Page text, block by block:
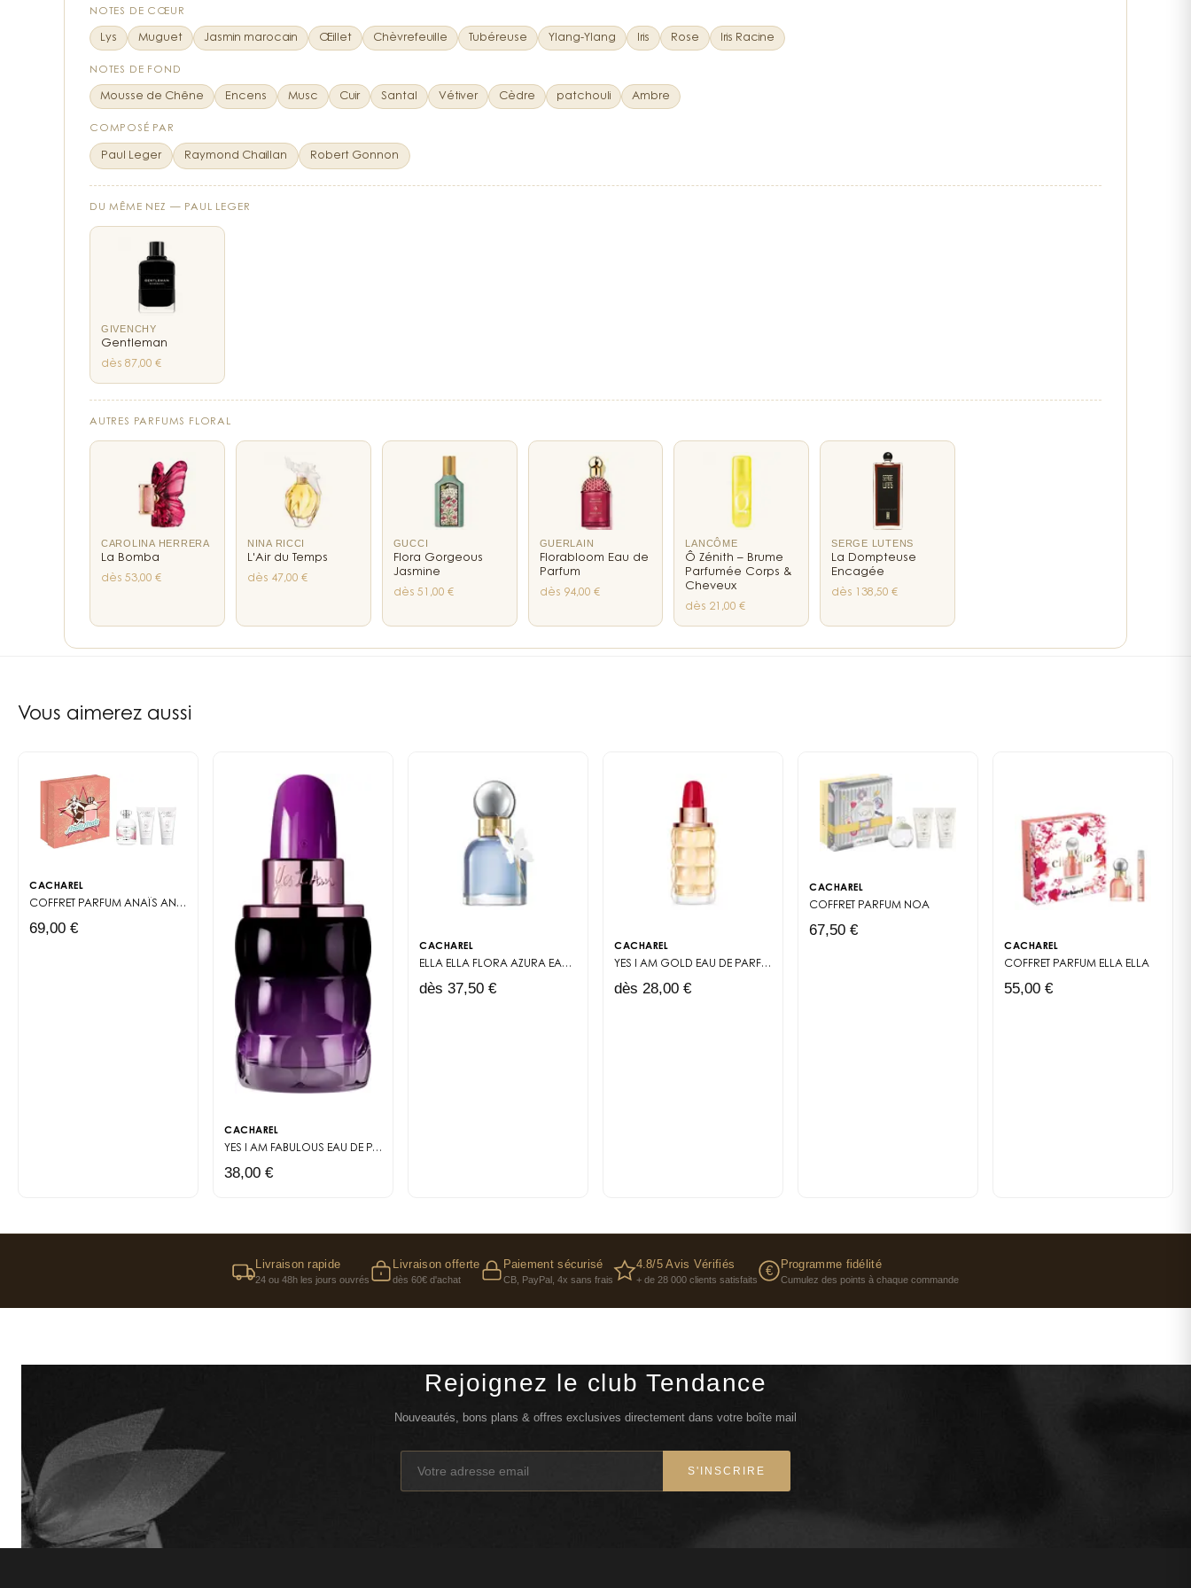
NOTES DE CŒUR
Lys Muguet Jasmin marocain Œillet Chèvrefeuille Tubéreuse Ylang-Ylang Iris Rose Iris Racine
NOTES DE FOND
Mousse de Chêne Encens Musc Cuir Santal Vétiver Cèdre patchouli Ambre
COMPOSÉ PAR
Paul Leger Raymond Chaillan Robert Gonnon
DU MÊME NEZ — PAUL LEGER
GIVENCHY
Gentleman
dès 87,00 €
AUTRES PARFUMS FLORAL
CAROLINA HERRERA
La Bomba
dès 53,00 €
NINA RICCI
L'Air du Temps
dès 47,00 €
GUCCI
Flora Gorgeous
Jasmine
dès 51,00 €
GUERLAIN
Florabloom Eau de
Parfum
dès 94,00 €
LANCÔME
Ô Zénith – Brume
Parfumée Corps &
Cheveux
dès 21,00 €
SERGE LUTENS
La Dompteuse
Encagée
dès 138,50 €
Vous aimerez aussi
CACHAREL
COFFRET PARFUM ANAÏS ANAÏS
69,00 €
CACHAREL
YES I AM FABULOUS EAU DE PARFUM
38,00 €
CACHAREL
ELLA ELLA FLORA AZURA EAU DE PARFUM
dès 37,50 €
CACHAREL
YES I AM GOLD EAU DE PARFUM
dès 28,00 €
CACHAREL
COFFRET PARFUM NOA
67,50 €
CACHAREL
COFFRET PARFUM ELLA ELLA
55,00 €
Livraison rapide
24 ou 48h les jours ouvrés
Livraison offerte
dès 60€ d'achat
Paiement sécurisé
CB, PayPal, 4x sans frais
4.8/5 Avis Vérifiés
+ de 28 000 clients satisfaits
€ Programme fidélité
Cumulez des points à chaque commande
Rejoignez le club Tendance
Nouveautés, bons plans & offres exclusives directement dans votre boîte mail
S'INSCRIRE